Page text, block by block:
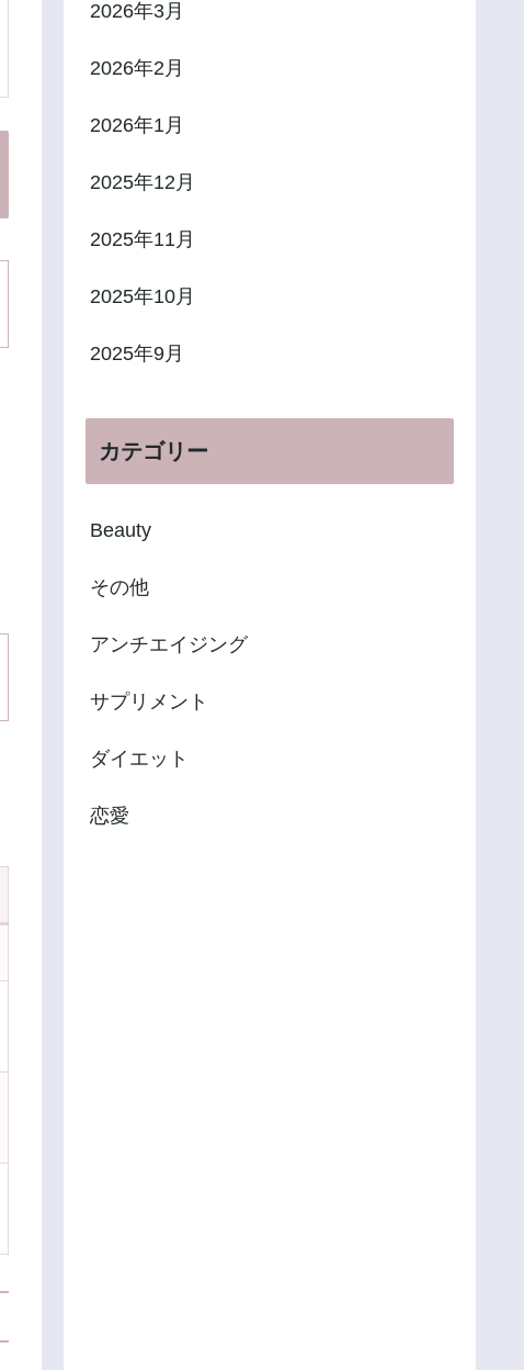
2026年3月
2026年2月
2026年1月
2025年12月
2025年11月
2025年10月
2025年9月
カテゴリー
Beauty
その他
アンチエイジング
サプリメント
ダイエット
恋愛